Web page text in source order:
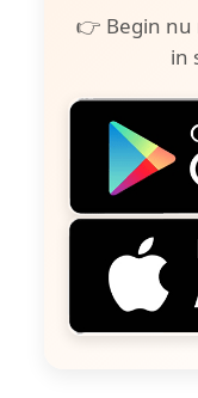
👉 Begin nu
in